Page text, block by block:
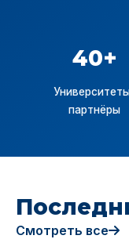
40+
партнёры
Смотреть все